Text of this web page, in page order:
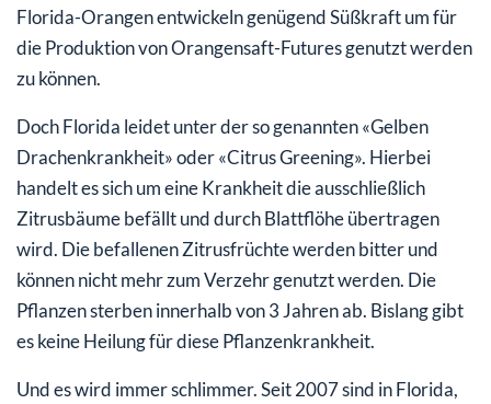
Florida-Orangen entwickeln genügend Süßkraft um für
die Produktion von Orangensaft-Futures genutzt werden
zu können.
Doch Florida leidet unter der so genannten «Gelben
Drachenkrankheit» oder «Citrus Greening». Hierbei
handelt es sich um eine Krankheit die ausschließlich
Zitrusbäume befällt und durch Blattflöhe übertragen
wird. Die befallenen Zitrusfrüchte werden bitter und
können nicht mehr zum Verzehr genutzt werden. Die
Pflanzen sterben innerhalb von 3 Jahren ab. Bislang gibt
es keine Heilung für diese Pflanzenkrankheit.
Und es wird immer schlimmer. Seit 2007 sind in Florida,